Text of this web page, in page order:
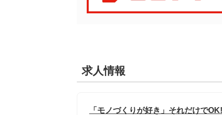
求人情報
「モノづくりが好き」それだけで